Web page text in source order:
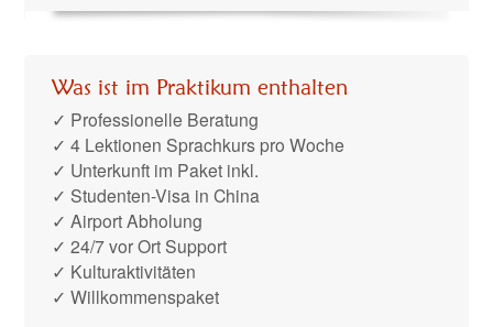
Was ist im Praktikum enthalten
✓ Professionelle Beratung
✓ 4 Lektionen Sprachkurs pro Woche
✓ Unterkunft im Paket inkl.
✓ Studenten-Visa in China
✓ Airport Abholung
✓ 24/7 vor Ort Support
✓ Kulturaktivitäten
✓ Willkommenspaket